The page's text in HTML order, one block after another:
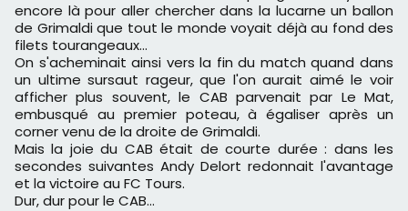
encore là pour aller chercher dans la lucarne un ballon
de Grimaldi que tout le monde voyait déjà au fond des
filets tourangeaux...
On s'acheminait ainsi vers la fin du match quand dans
un ultime sursaut rageur, que l'on aurait aimé le voir
afficher plus souvent, le CAB parvenait par Le Mat,
embusqué au premier poteau, à égaliser après un
corner venu de la droite de Grimaldi.
Mais la joie du CAB était de courte durée : dans les
secondes suivantes Andy Delort redonnait l'avantage
et la victoire au FC Tours.
Dur, dur pour le CAB...